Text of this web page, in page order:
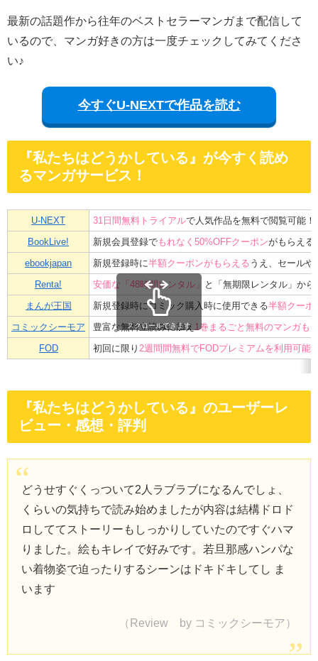
最新の話題作から往年のベストセラーマンガまで配信して
いるので、マンガ好きの方は一度チェックしてみてくださ
い♪
今すぐU-NEXTで作品を読む
『私たちはどうかしている』が今すく読め
るマンガサービス！
U-NEXT 31日間無料トライアルで人気作品を無料で閲覧可能！
BookLive!
新規会員登録でもれなく50%OFFクーポンがもらえる
ebookjapan
新規登録時に半額クーポンがもらえる うえ、セール
Renta!
安価な「48時間レンタル」
と「無期限レンタル」か
まんが王国
新規登録時にコミック購入時に使用できる半額クーポ
コミックシーモア
豊富な無料立読みに加え 1巻まるごと無料のマンガも
FOD
初回に限り 2週間間無料でFODプレミアムを利用可能
スクロールできます
『私たちはどうかしている』のユーザーレ
ビュー・感想・評判
どうせすぐくっついて2人ラブラブになるんでしょ、
くらいの気持ちで読み始めましたが内容は結構ドロド
ロしててストーリーもしっかりしていたのですぐハマ
りました。絵もキレイで好みです。若旦那感ハンパな
い着物姿で迫ったりするシーンはドキドキしてし ま
います
（Review by コミックシーモア）